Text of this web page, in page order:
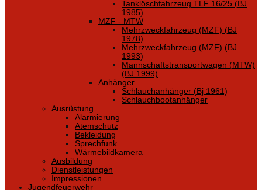
Tanklöschfahrzeug TLF 16/25 (BJ
1985)
MZF - MTW
Mehrzweckfahrzeug (MZF) (BJ
1978)
Mehrzweckfahrzeug (MZF) (BJ
1993)
Mannschaftstransportwagen (MTW)
(BJ 1999)
Anhänger
Schlauchanhänger (Bj 1961)
Schlauchbootanhänger
Ausrüstung
Alarmierung
Atemschutz
Bekleidung
Sprechfunk
Wärmebildkamera
Ausbildung
Dienstleistungen
Impressionen
Jugendfeuerwehr